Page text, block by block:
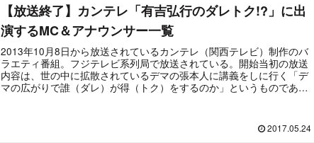
場への観客入場は不可。沿道での観戦も控えるように公式にアナウン
スされている。また、2021年3月に福岡国際マラソンは第75回大会の
開催をもって終了することが発表されており、2021年12月5日の大会
が最後となる。
【放送終了】カンテレ「有吉弘行のダレトク!?」に出
演するMC＆アナウンサー一覧
2013年10月8日から放送されているカンテレ（関西テレビ）制作のバ
ラエティ番組。フジテレビ系列局で放送されている。開始当初の放送
内容は、世の中に拡散されているデマの張本人に講義をしに行く「デ
マの広がりで誰（ダレ）が得（トク）をするのか」というものであっ
2013年10月8日～2016年9月6日までは30分番組、2016年10月18日か
らは60分番組に拡大された。この記事では「有吉弘行のダレトク!?」
2017.05.24